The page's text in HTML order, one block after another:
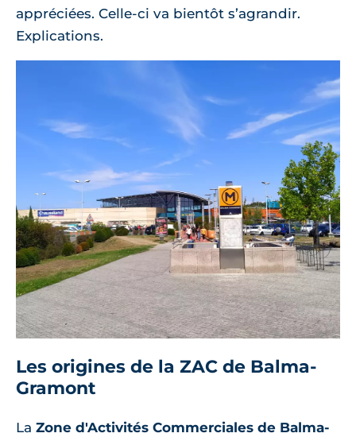
appréciées. Celle-ci va bientôt s’agrandir.
Explications.
Les origines de la ZAC de Balma-
Gramont
La Zone d'Activités Commerciales de Balma-